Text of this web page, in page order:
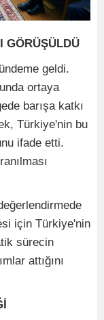
GÖRÜŞÜLDÜ
geldi.
ortaya
barışa katkı
Türkiye'nin bu
ifade etti.
için Türkiye'nin
sürecin
attığını